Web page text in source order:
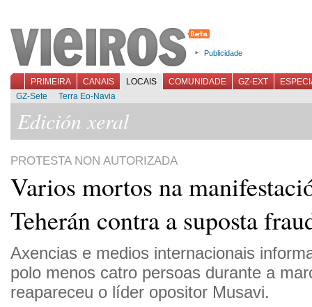
Publicidade
PRIMEIRA CANAIS LOCAIS COMUNIDADE GZ-EXT
GZ-Sete
Terra Eo-Navia
Edición xeral
PROTESTA NON AUTORIZADA
Varios mortos na
Teherán contra a suposta
Axencias e medios internacionais
polo menos catro persoas durante a
reapareceu o líder opositor Musavi.